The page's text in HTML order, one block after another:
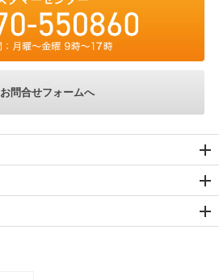
お問合せフォームへ